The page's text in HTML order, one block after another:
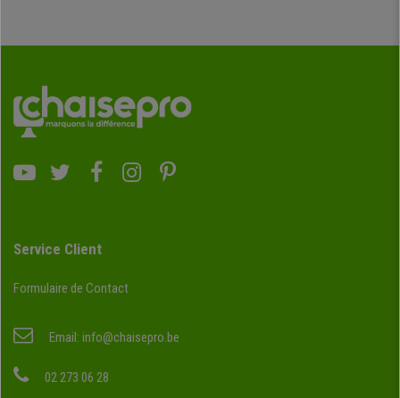
Service Client
Formulaire de Contact
Email: info@chaisepro.be
02 273 06 28